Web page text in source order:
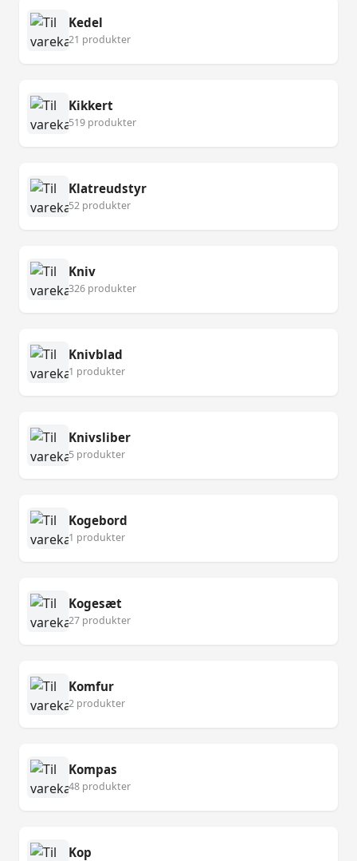
Kedel
21 produkter
Kikkert
519 produkter
Klatreudstyr
52 produkter
Kniv
326 produkter
Knivblad
1 produkter
Knivsliber
5 produkter
Kogebord
1 produkter
Kogesæt
27 produkter
Komfur
2 produkter
Kompas
48 produkter
Kop